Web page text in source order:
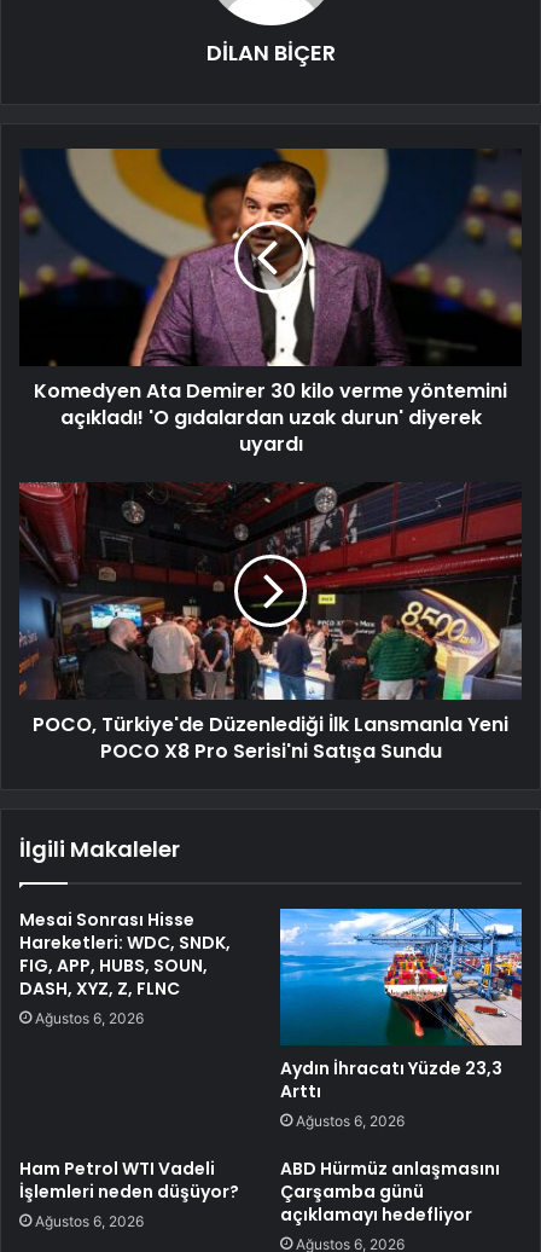
DİLAN BİÇER
Komedyen Ata Demirer 30 kilo verme yöntemini
açıkladı! 'O gıdalardan uzak durun' diyerek
uyardı
POCO, Türkiye'de Düzenlediği İlk Lansmanla Yeni
POCO X8 Pro Serisi'ni Satışa Sundu
İlgili Makaleler
Mesai Sonrası Hisse
Hareketleri: WDC, SNDK,
FIG, APP, HUBS, SOUN,
DASH, XYZ, Z, FLNC
Ağustos 6, 2026
Aydın İhracatı Yüzde 23,3
Arttı
Ağustos 6, 2026
Ham Petrol WTI Vadeli
İşlemleri neden düşüyor?
Ağustos 6, 2026
ABD Hürmüz anlaşmasını
Çarşamba günü
açıklamayı hedefliyor
Ağustos 6, 2026